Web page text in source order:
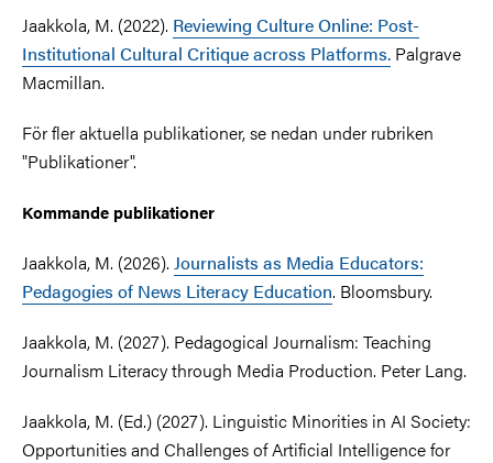
Jaakkola, M. (2022). Reviewing Culture Online: Post-
Institutional Cultural Critique across Platforms. Palgrave
Macmillan.
För fler aktuella publikationer, se nedan under rubriken
"Publikationer".
Kommande publikationer
Jaakkola, M. (2026). Journalists as Media Educators:
Pedagogies of News Literacy Education. Bloomsbury.
Jaakkola, M. (2027). Pedagogical Journalism: Teaching
Journalism Literacy through Media Production. Peter Lang.
Jaakkola, M. (Ed.) (2027). Linguistic Minorities in AI Society:
Opportunities and Challenges of Artificial Intelligence for